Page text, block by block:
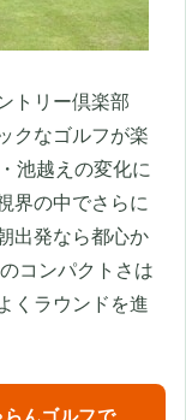
トリー倶楽部
クなゴルフが楽
池越えの変化に
界の中でさらに
出発なら都心か
コンパクトさは
くラウンドを進
らんゴルフで